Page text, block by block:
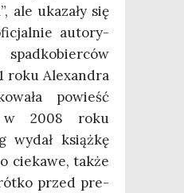
ale uka­za­ły się
auto­ry­
roku Ale­xan­dra
powieść
w 2008 roku
wydał książ­kę
cie­ka­we, tak­że
przed pre­